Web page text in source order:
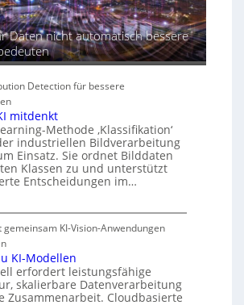
Daten nicht automatisch bessere
Detection für bessere
mitdenkt
Methode ‚Klassifikation‘
industriellen Bildverarbeitung
Einsatz. Sie ordnet Bilddaten
Klassen zu und unterstützt
Entscheidungen im…
KI-Vision-Anwendungen
KI-Modellen
erfordert leistungsfähige
skalierbare Datenverarbeitung
Zusammenarbeit. Cloudbasierte